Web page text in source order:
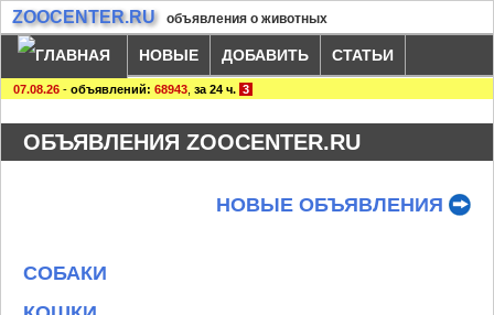
ZOOCENTER.RU объявления о животных
НОВЫЕ ДОБАВИТЬ СТАТЬИ
07.08.26 - объявлений: 68943 за 24 ч. 3
ОБЪЯВЛЕНИЯ ZOOCENTER.RU
НОВЫЕ ОБЪЯВЛЕНИЯ
СОБАКИ